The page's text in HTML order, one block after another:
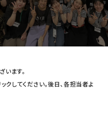
ます。
クしてください。後日、各担当者よ